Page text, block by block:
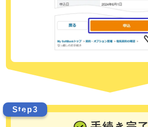
Step3